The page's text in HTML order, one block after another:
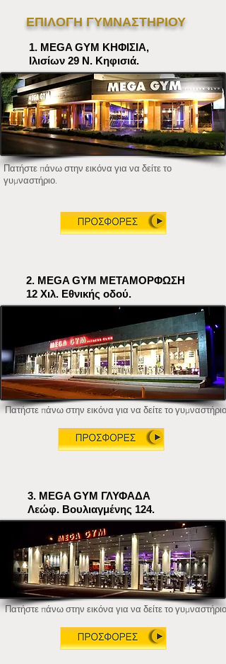
ΕΠΙΛΟΓΗ ΓΥΜΝΑΣΤΗΡΙΟΥ
1. MEGA GYM ΚΗΦΙΣΙΑ,
Ιλισίων 29 Ν. Κηφισιά.
Πατήστε πάνω στην εικόνα για να δείτε το
γυμναστήριο.
2. MEGA GYM ΜΕΤΑΜΟΡΦΩΣΗ
12 Χιλ. Εθνικής οδού.
Πατήστε πάνω στην εικόνα για να δείτε το γυμναστήριο.
3. MEGA GYM ΓΛΥΦΑΔΑ
Λεώφ. Βουλιαγμένης 124.
Πατήστε πάνω στην εικόνα για να δείτε το γυμναστήριο.